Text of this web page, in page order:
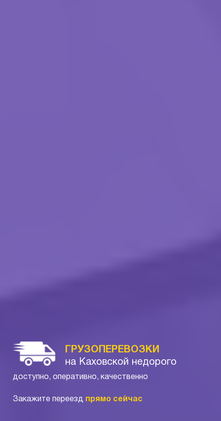
ГРУЗОПЕРЕВОЗКИ
на Каховской недорого
доступно, оперативно, качественно
Закажите переезд прямо сейчас